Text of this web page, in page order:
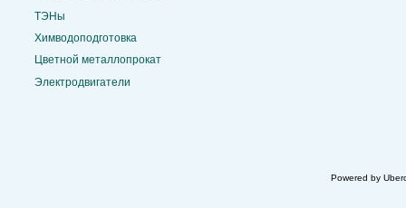
ТЭНы
Химводоподготовка
Цветной металлопрокат
Электродвигатели
Powered by